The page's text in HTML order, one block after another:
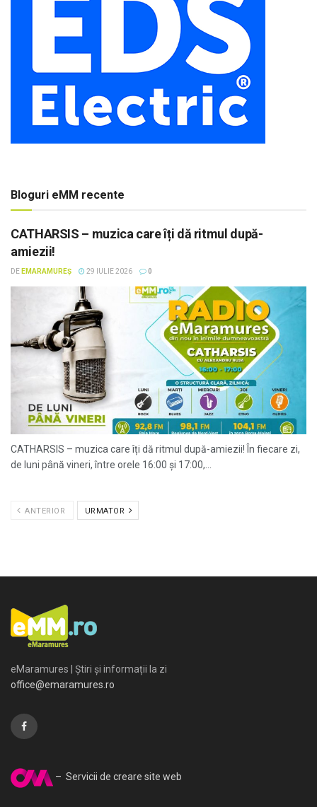
Bloguri eMM recente
CATHARSIS – muzica care îți dă ritmul după-
amiezii!
DE EMARAMUREȘ 29 IULIE 2026 0
CATHARSIS – muzica care îți dă ritmul după-amiezii! În fiecare zi,
de luni până vineri, între orele 16:00 și 17:00,...
ANTERIOR URMATOR
eMaramures | Știri și informații la zi
office@emaramures.ro
– Servicii de creare site web